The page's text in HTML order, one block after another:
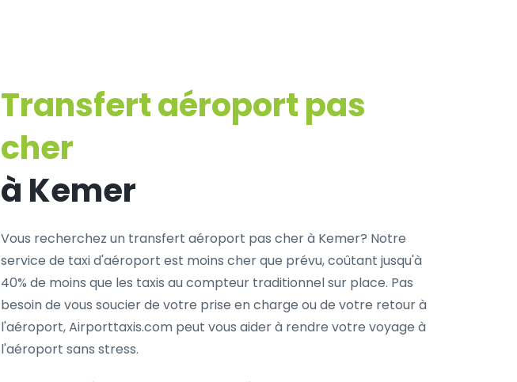
Transfert aéroport pas
cher
à Kemer
Vous recherchez un transfert aéroport pas cher à Kemer? Notre
service de taxi d'aéroport est moins cher que prévu, coûtant jusqu'à
40% de moins que les taxis au compteur traditionnel sur place. Pas
besoin de vous soucier de votre prise en charge ou de votre retour à
l'aéroport, Airporttaxis.com peut vous aider à rendre votre voyage à
l'aéroport sans stress.